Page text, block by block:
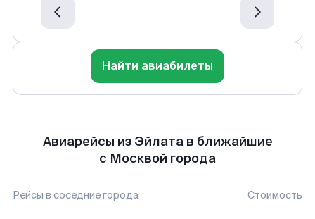
Найти авиабилеты
Авиарейсы из Эйлата в ближайшие
с Москвой города
Рейсы в соседние города Стоимость